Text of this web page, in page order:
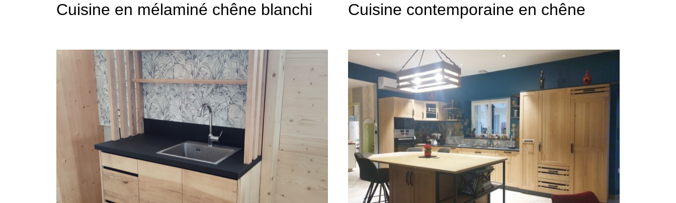
Cuisine en mélaminé chêne blanchi Cuisine contemporaine en chêne